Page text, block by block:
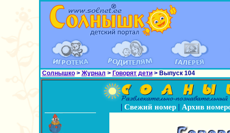
Солнышко> Журнал > Говорят дети> Выпуск 104
| Свежий номер| Архив